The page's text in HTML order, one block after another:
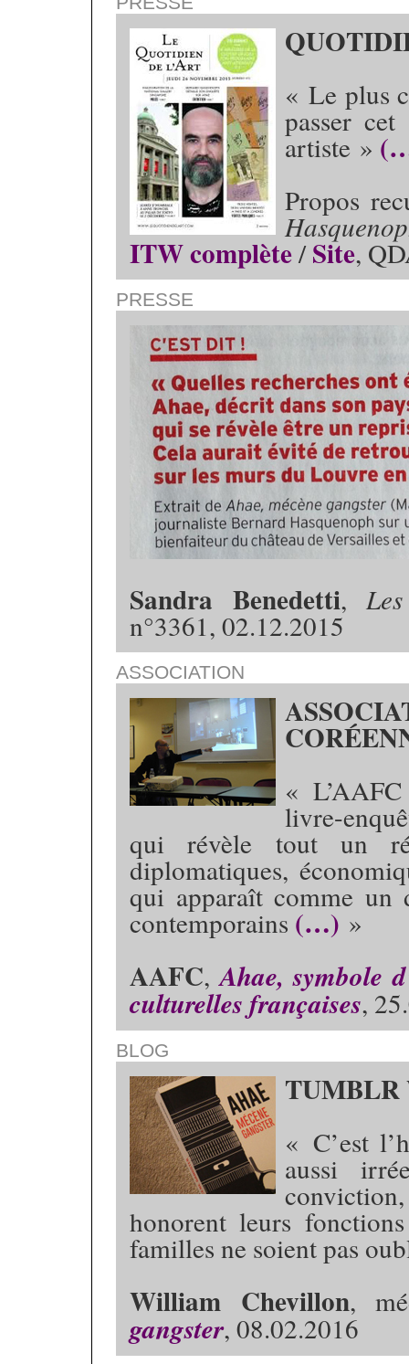
« Le plus
passer
artiste »
Propos
ITW complète/Site,
PRESSE
Sandra Benedetti,
n°3361, 02.12.2015
ASSOCIATION
«
livre-
qui révèle tout un
diplomatiques,
qui apparaît comme un
contemporains (…) »
AAFC,Ahae, symbole
culturelles françaises,
BLOG
« C’est
aussi
honorent leurs
familles ne soient pas
William Chevillon,
gangster, 08.02.2016